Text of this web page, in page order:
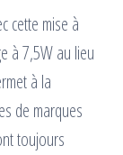
cette mise à
à 7,5W au lieu
à la
de marques
toujours